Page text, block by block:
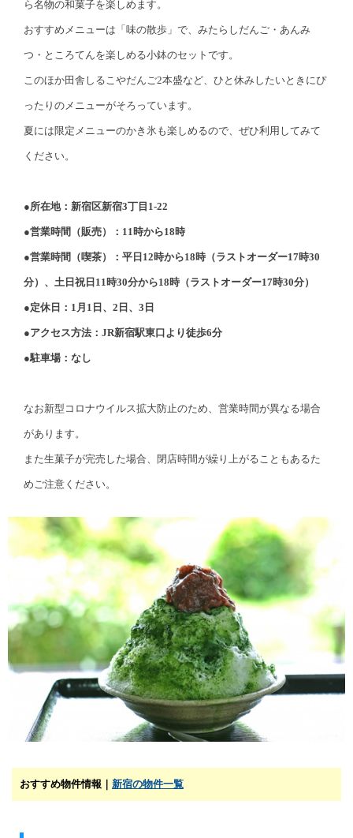
ら名物の和菓子を楽しめます。
おすすめメニューは「味の散歩」で、みたらしだんご・あんみ
つ・ところてんを楽しめる小鉢のセットです。
このほか田舎しるこやだんご2本盛など、ひと休みしたいときにぴ
ったりのメニューがそろっています。
夏には限定メニューのかき氷も楽しめるので、ぜひ利用してみて
ください。
●所在地：新宿区新宿3丁目1-22
●営業時間（販売）：11時から18時
●営業時間（喫茶）：平日12時から18時（ラストオーダー17時30
分）、土日祝日11時30分から18時（ラストオーダー17時30分）
●定休日：1月1日、2日、3日
●アクセス方法：JR新宿駅東口より徒歩6分
●駐車場：なし
なお新型コロナウイルス拡大防止のため、営業時間が異なる場合
があります。
また生菓子が完売した場合、閉店時間が繰り上がることもあるた
めご注意ください。
おすすめ物件情報｜ 新宿の物件一覧